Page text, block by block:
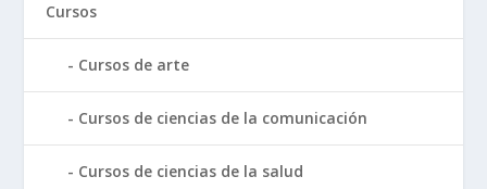
Cursos
Cursos de arte
Cursos de ciencias de la comunicación
Cursos de ciencias de la salud